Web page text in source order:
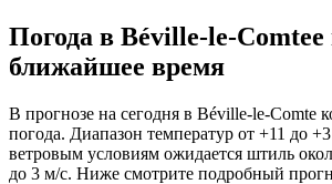
Погода в Béville-le-Comteе
ближайшее время
В прогнозе на сегодня в Béville-le-Comte
погода. Диапазон температур от +11 до
ветровым условиям ожидается штиль
до 3 м/с. Ниже смотрите подробный